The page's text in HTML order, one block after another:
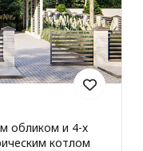
обликом и 4-х
котлом